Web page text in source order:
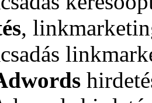
,